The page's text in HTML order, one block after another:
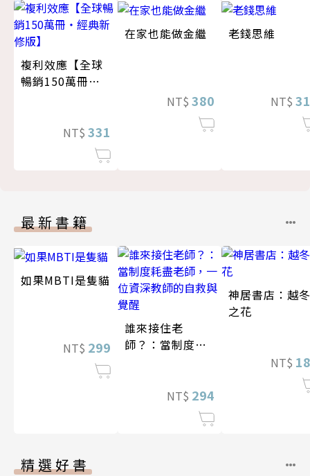
複利效應【全球
暢銷150萬冊・
NT$ 331
在家也能做金繼
NT$ 380
老錢思維
NT$
最新書籍
如果MBTI是隻貓
NT$ 299
誰來接住老
師？：當制度耗
NT$ 294
神居書店：越冬
之花
NT$
精選好書